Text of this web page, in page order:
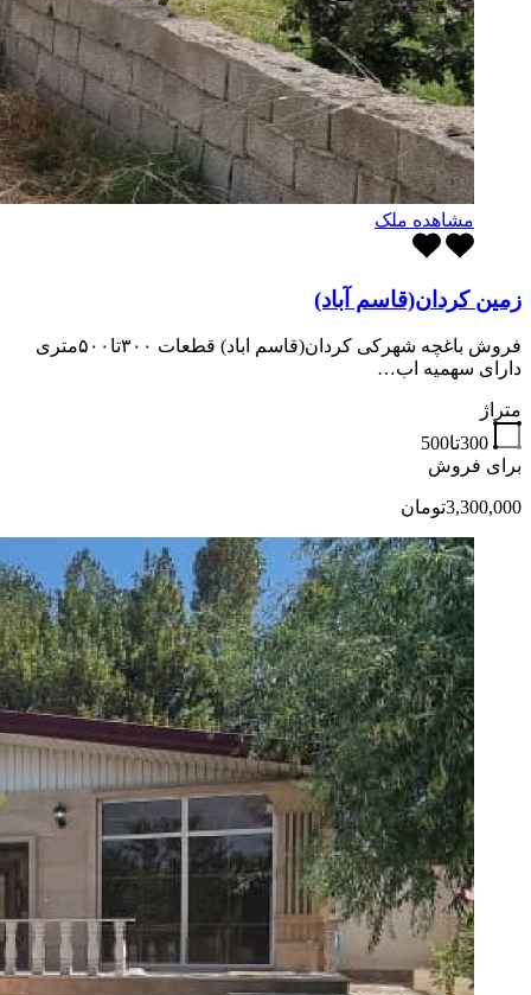
مشاهده ملک
زمین کردان(قاسم آباد)
فروش باغچه شهرکی کردان(قاسم اباد) قطعات ۳۰۰تا۵۰۰متری
دارای سهمیه اب…
متراژ
300تا500
برای فروش
3,300,000تومان